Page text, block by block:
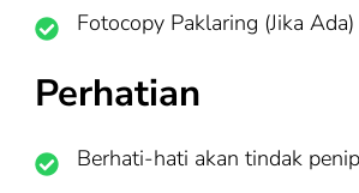
Fotocopy Paklaring (Jika Ada)
Perhatian
Berhati-hati akan tindak